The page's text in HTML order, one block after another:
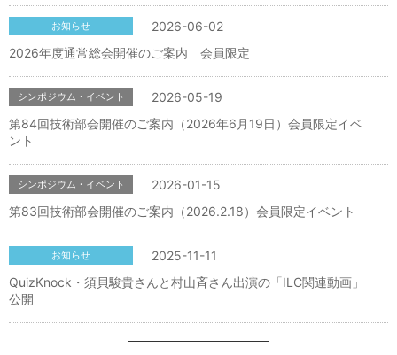
2026-06-02
お知らせ
2026年度通常総会開催のご案内 会員限定
2026-05-19
シンポジウム・イベント
第84回技術部会開催のご案内（2026年6月19日）会員限定イベ
ント
2026-01-15
シンポジウム・イベント
第83回技術部会開催のご案内（2026.2.18）会員限定イベント
2025-11-11
お知らせ
QuizKnock・須貝駿貴さんと村山斉さん出演の「ILC関連動画」
公開